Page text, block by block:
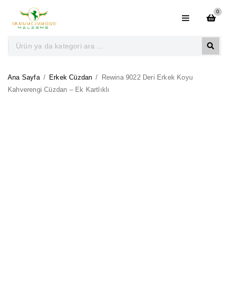
0
Ana Sayfa / Erkek Cüzdan /
Rewina 9022 Deri Erkek Koyu
Kahverengi Cüzdan – Ek Kartlıklı